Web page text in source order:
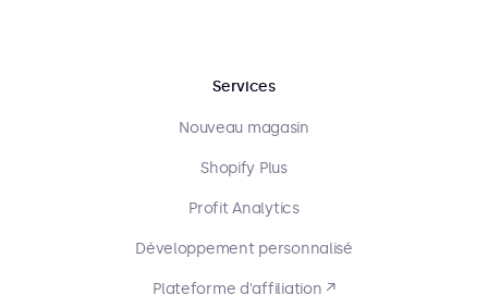
Services
Nouveau magasin
Shopify Plus
Profit Analytics
Développement personnalisé
Plateforme d'affiliation ↗